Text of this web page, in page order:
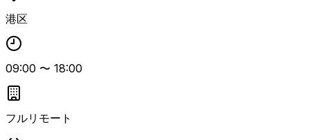
す。
港区
09:00 〜 18:00
フルリモート